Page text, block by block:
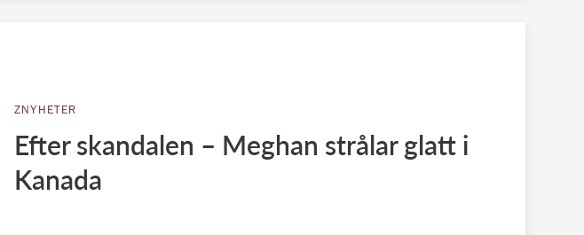
ZNYHETER
Efter skandalen – Meghan strålar glatt i
Kanada